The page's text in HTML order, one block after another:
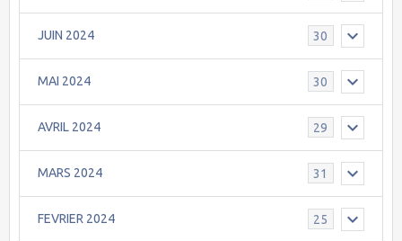
JUIN 2024 30
MAI 2024 30
AVRIL 2024 29
MARS 2024 31
FEVRIER 2024 25